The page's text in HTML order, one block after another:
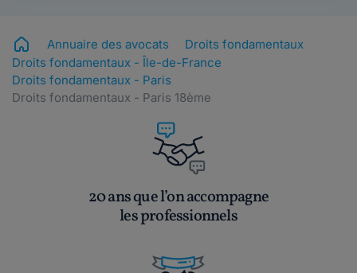
Annuaire des avocats
Droits fondamentaux
Droits fondamentaux - Île-de-France
Droits fondamentaux - Paris
Droits fondamentaux - Paris 18ème
20 ans que l’on accompagne
les professionnels